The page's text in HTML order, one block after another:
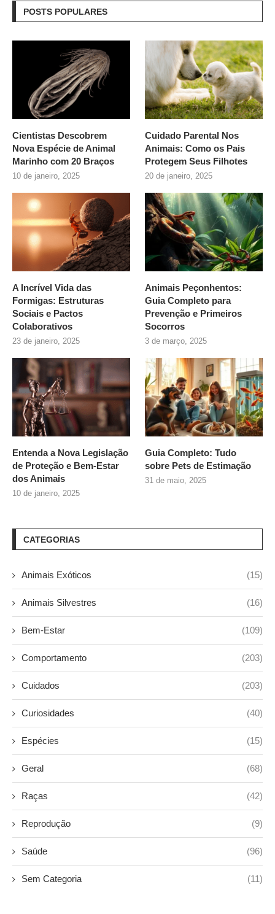
POSTS POPULARES
Cientistas Descobrem
Nova Espécie de Animal
Marinho com 20 Braços
10 de janeiro, 2025
Cuidado Parental Nos
Animais: Como os Pais
Protegem Seus Filhotes
20 de janeiro, 2025
A Incrível Vida das
Formigas: Estruturas
Sociais e Pactos
Colaborativos
23 de janeiro, 2025
Animais Peçonhentos:
Guia Completo para
Prevenção e Primeiros
Socorros
3 de março, 2025
Entenda a Nova Legislação
de Proteção e Bem-Estar
dos Animais
10 de janeiro, 2025
Guia Completo: Tudo
sobre Pets de Estimação
31 de maio, 2025
CATEGORIAS
Animais Exóticos (15)
Animais Silvestres (16)
Bem-Estar (109)
Comportamento (203)
Cuidados (203)
Curiosidades (40)
Espécies (15)
Geral (68)
Raças (42)
Reprodução (9)
Saúde (96)
Sem Categoria (11)